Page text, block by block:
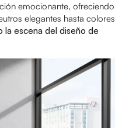
emocionante, ofreciendo
elegantes hasta colores
la escena del diseño de